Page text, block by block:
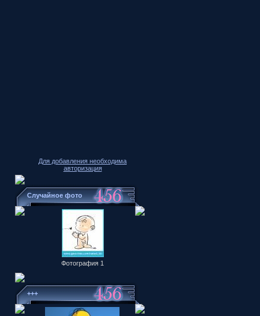
Для добавления необходима
авторизация
Случайное фото
Фотография 1
+++